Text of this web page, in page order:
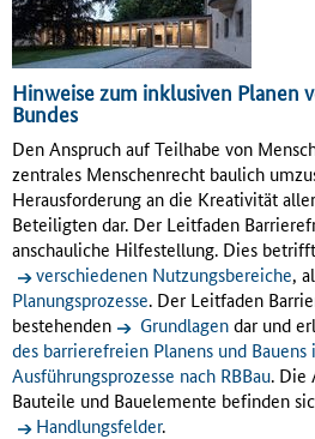
Hinweise zum inklusiven Planen
Bundes
Den Anspruch auf Teilhabe von
zentrales Menschenrecht baulich
Herausforderung an die Kreativität
Beteiligten dar. Der Leitfaden
anschauliche Hilfestellung. Dies
verschiedenen Nutzungsbereiche,
Planungsprozesse. Der Leitfaden
bestehenden
Grundlagendar und
des barrierefreien Planens und
Ausführungsprozesse nach RBBau. Die
Bauteile und Bauelemente befinden
Handlungsfelder.